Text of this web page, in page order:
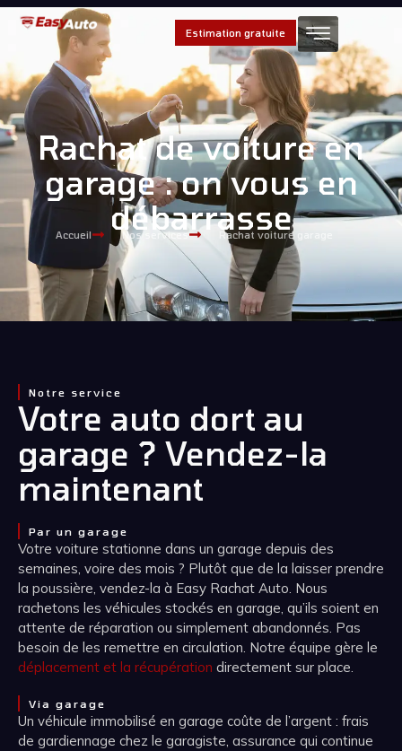
Estimation gratuite
Rachat de voiture en
garage : on vous en
débarrasse
Accueil Nos services Rachat voiture garage
Notre service
Votre auto dort au
garage ? Vendez-la
maintenant
Par un garage
Votre voiture stationne dans un garage depuis des
semaines, voire des mois ? Plutôt que de la laisser prendre
la poussière, vendez-la à Easy Rachat Auto. Nous
rachetons les véhicules stockés en garage, qu’ils soient en
attente de réparation ou simplement abandonnés. Pas
besoin de les remettre en circulation. Notre équipe gère le
déplacement et la récupération directement sur place.
Via garage
Un véhicule immobilisé en garage coûte de l’argent : frais
de gardiennage chez le garagiste, assurance qui continue